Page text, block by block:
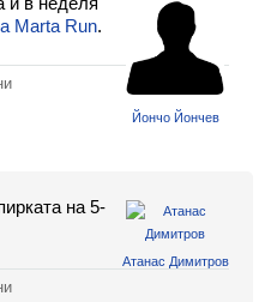
Йончо Йончев
Marta Run.
Атанас Димитров
на 5-